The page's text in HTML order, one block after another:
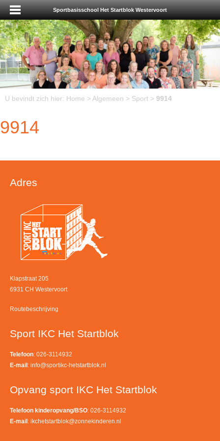
Sportbasisschool Het Startblok Westervoort
U bevindt zich hier: Home > Algemeen > Sport > 9914
9914
Adres
Klapstraat 205
6931 CH Westervoort
Routebeschrijving
Sport IKC Het Startblok
Telefoon: 026-3114932
E-mail : info@sportikc-hetstartblok.nl
Opvang sport IKC Het Startblok
Telefoon kinderopvang/BSO: 026-3114932
E-mail : ikchetstartblok@zonnekinderen.nl